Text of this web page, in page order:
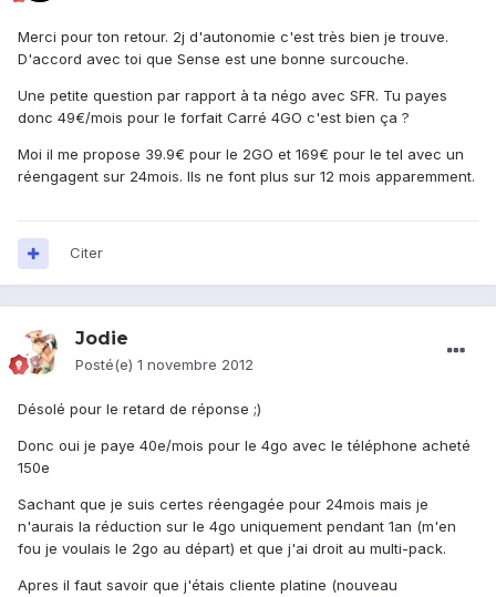
Merci pour ton retour. 2j d'autonomie c'est très bien je trouve.
D'accord avec toi que Sense est une bonne surcouche.
Une petite question par rapport à ta négo avec SFR. Tu payes
donc 49€/mois pour le forfait Carré 4GO c'est bien ça ?
Moi il me propose 39.9€ pour le 2GO et 169€ pour le tel avec un
réengagent sur 24mois. Ils ne font plus sur 12 mois apparemment.
Citer
Jodie
Posté(e) 1 novembre 2012
Désolé pour le retard de réponse ;)
Donc oui je paye 40e/mois pour le 4go avec le téléphone acheté
150e
Sachant que je suis certes réengagée pour 24mois mais je
n'aurais la réduction sur le 4go uniquement pendant 1an (m'en
fou je voulais le 2go au départ) et que j'ai droit au multi-pack.
Apres il faut savoir que j'étais cliente platine (nouveau